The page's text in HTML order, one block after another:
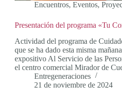
Encuentros, Eventos,
Presentación del programa «Tu
Actividad del programa de
que se ha dado esta misma
expositivo Al Servicio de las
el centro comercial Mirador de
Entregeneraciones
21 de noviembre de 2024